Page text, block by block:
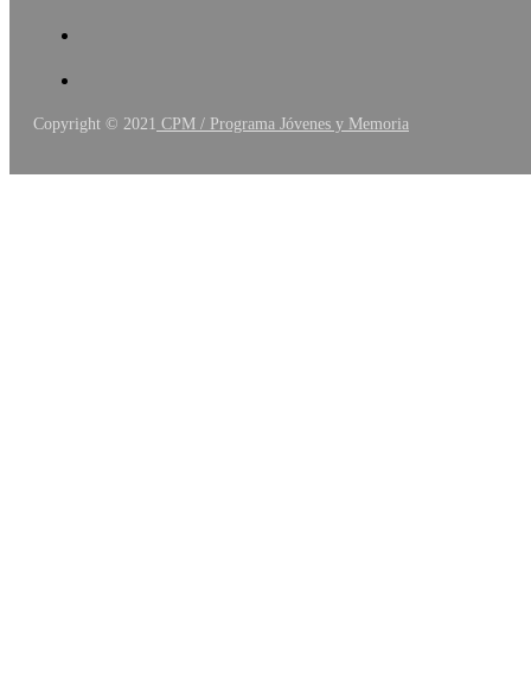
Copyright © 2021 CPM / Programa Jóvenes y Memoria